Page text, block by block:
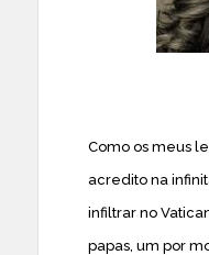
Como os meus
acredito na
infiltrar no
papas, um por